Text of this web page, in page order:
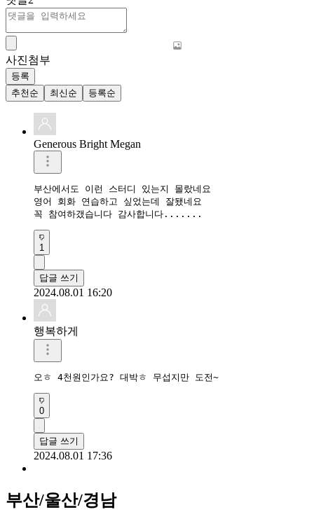
사진첨부
등록
추천순
최신순 등록순
Generous Bright Megan
부산에서도 이런 스터디 있는지 몰랐네요
영어 회화 연습하고 싶었는데 잘됐네요
꼭 참여하갰습니다 감사합니다.......
1
답글 쓰기
2024.08.01 16:20
행복하게
오ㅎ 4천원인가요? 대박ㅎ 무섭지만 도전~
0
답글 쓰기
2024.08.01 17:36
부산/울산/경남